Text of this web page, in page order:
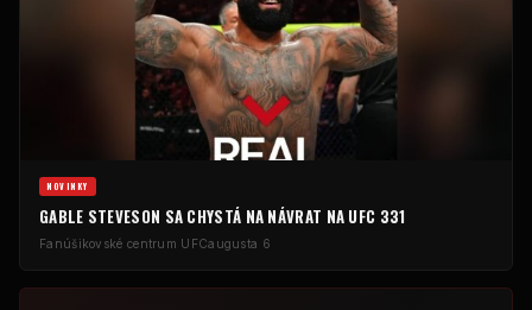
NOVINKY
GABLE STEVESON SA CHYSTÁ NA NÁVRAT NA UFC 331
Fanúšikovské centrum UFCaugusta 6